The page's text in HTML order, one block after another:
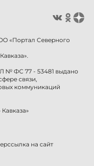
«Портал Северного
№ ФС 77 - 53481 выдано
связи,
коммуникаций
на сайт